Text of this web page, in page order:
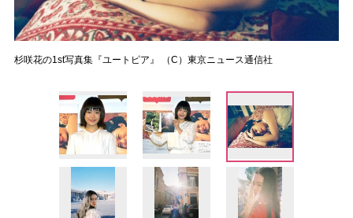
杉咲花の1st写真集『ユートピア』 （C）東京ニュース通信社